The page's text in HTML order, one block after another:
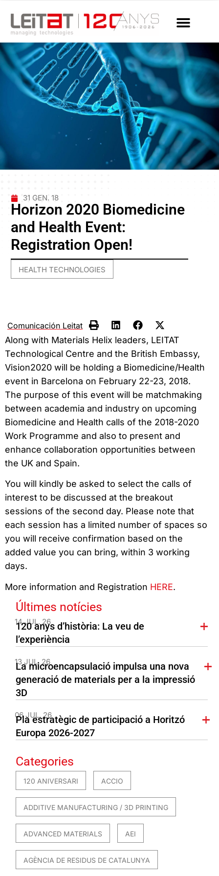
31 GEN. 18
Horizon 2020 Biomedicine
and Health Event:
Registration Open!
HEALTH TECHNOLOGIES
Comunicación Leitat
Along with Materials Helix leaders, LEITAT
Technological Centre and the British Embassy,
Vision2020 will be holding a Biomedicine/Health
event in Barcelona on February 22-23, 2018.
The purpose of this event will be matchmaking
between academia and industry on upcoming
Biomedicine and Health calls of the 2018-2020
Work Programme and also to present and
enhance collaboration opportunities between
the UK and Spain.
You will kindly be asked to select the calls of
interest to be discussed at the breakout
sessions of the second day. Please note that
each session has a limited number of spaces so
you will receive confirmation based on the
added value you can bring, within 3 working
days.
More information and Registration HERE.
Últimes notícies
14 JUL. 26
120 anys d’història: La veu de
l’experiència
13 JUL. 26
La microencapsulació impulsa una nova
generació de materials per a la impressió
3D
06 JUL. 26
Pla estratègic de participació a Horitzó
Europa 2026-2027
Categories
120 ANIVERSARI ACCIO
ADDITIVE MANUFACTURING / 3D PRINTING
ADVANCED MATERIALS AEI
AGÈNCIA DE RESIDUS DE CATALUNYA